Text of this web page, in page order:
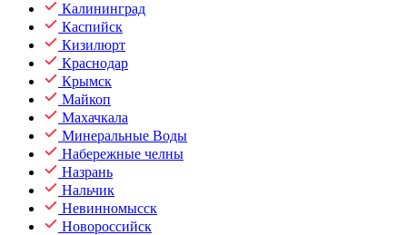
Калининград
Каспийск
Кизилюрт
Краснодар
Крымск
Майкоп
Махачкала
Минеральные Воды
Набережные челны
Назрань
Нальчик
Невинномысск
Новороссийск